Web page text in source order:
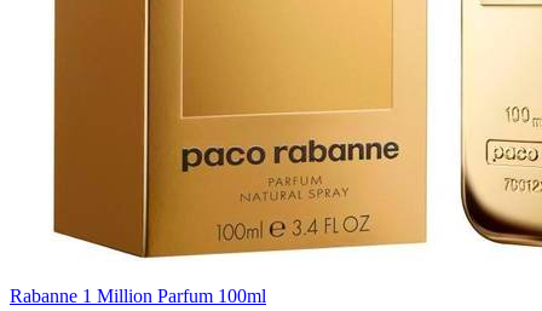
Rabanne 1 Million Parfum 100ml